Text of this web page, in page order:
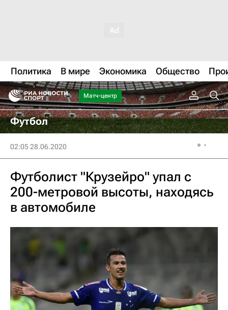
Политика В мире Экономика Общество
Матч-центр
Футбол
02:05 28.06.2020
Футболист "Крузейро" упал с
200-метровой высоты, находясь
в автомобиле